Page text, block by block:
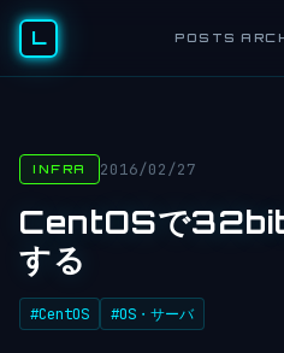
L POSTS
INFRA 2016/02/27
CentOSで
する
#CentOS #OS・サーバ